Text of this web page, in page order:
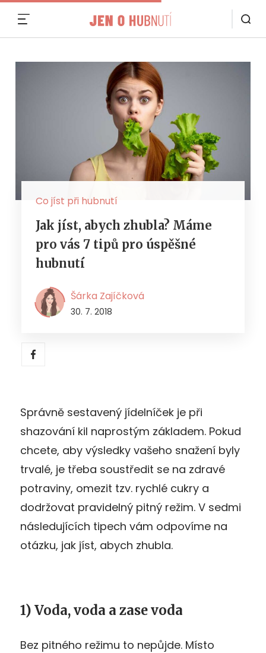
Co jíst při hubnutí
Jak jíst, abych zhubla? Máme
pro vás 7 tipů pro úspěšné
hubnutí
Šárka Zajíčková
30. 7. 2018
Správně sestavený jídelníček je při
shazování kil naprostým základem. Pokud
chcete, aby výsledky vašeho snažení byly
trvalé, je třeba soustředit se na zdravé
potraviny, omezit tzv. rychlé cukry a
dodržovat pravidelný pitný režim. V sedmi
následujících tipech vám odpovíme na
otázku, jak jíst, abych zhubla.
1) Voda, voda a zase voda
Bez pitného režimu to nepůjde. Místo